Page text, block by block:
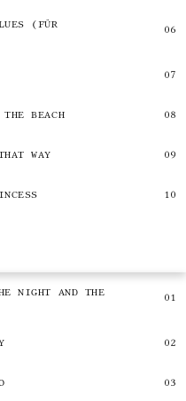
(FÜR
BEACH
WAY
NIGHT AND THE